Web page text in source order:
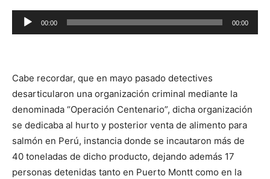
Reproductor
de
00:00 00:00
Cabe recordar, que en mayo pasado detectives
desarticularon una organización criminal mediante la
denominada “Operación Centenario”, dicha organización
se dedicaba al hurto y posterior venta de alimento para
salmón en Perú, instancia donde se incautaron más de
40 toneladas de dicho producto, dejando además 17
personas detenidas tanto en Puerto Montt como en la